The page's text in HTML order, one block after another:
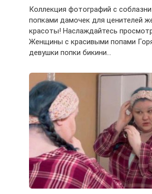
Коллекция фотографий с
попками дамочек для ценителей
красоты! Наслаждайтесь
Женщины с красивыми попами
девушки попки бикини…